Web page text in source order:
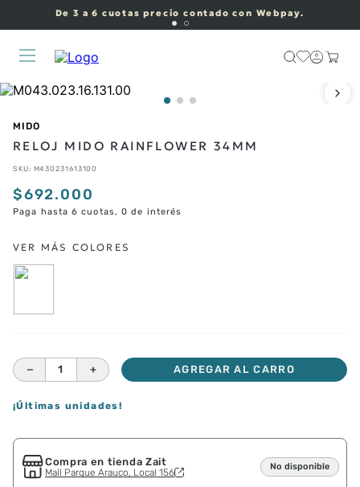
De 3 a 6 cuotas precio contado con Webpay.
MIDO
RELOJ MIDO RAINFLOWER 34MM
SKU: M430231613100
$692.000
Paga hasta 6 cuotas, 0 de interés
＋
－ AGREGAR AL CARRO
¡Últimas unidades!
Compra en tienda Zait
Mall Parque Arauco, Local 156
No disponible